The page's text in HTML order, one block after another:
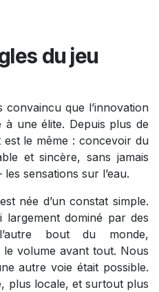
du jeu
convaincu que l’innovation
une élite. Depuis plus de
le même : concevoir du
et sincère, sans jamais
sensations sur l’eau.
née d’un constat simple.
largement dominé par des
bout du monde,
volume avant tout. Nous
autre voie était possible.
plus locale, et surtout plus